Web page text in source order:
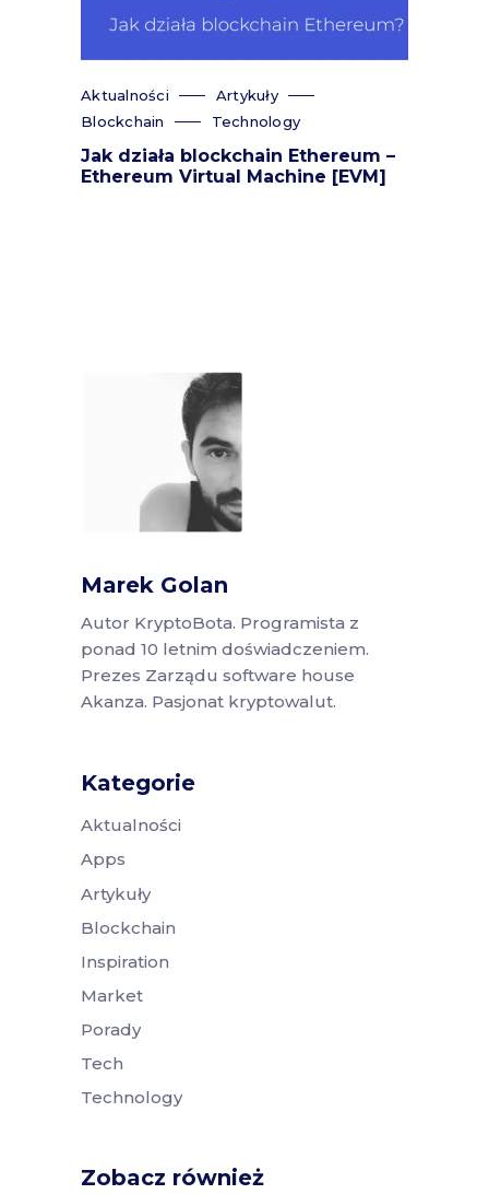
Aktualności
Artykuły
Blockchain
Technology
Jak działa blockchain Ethereum –
Ethereum Virtual Machine [EVM]
Marek Golan
Autor KryptoBota. Programista z
ponad 10 letnim doświadczeniem.
Prezes Zarządu software house
Akanza. Pasjonat kryptowalut.
Kategorie
Aktualności
Apps
Artykuły
Blockchain
Inspiration
Market
Porady
Tech
Technology
Zobacz również